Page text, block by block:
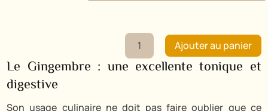
Le Gingembre : une excellente tonique et
digestive
Son usage culinaire ne doit pas faire oublier que ce
quantité
de
Gingembre
Ajouter au panier